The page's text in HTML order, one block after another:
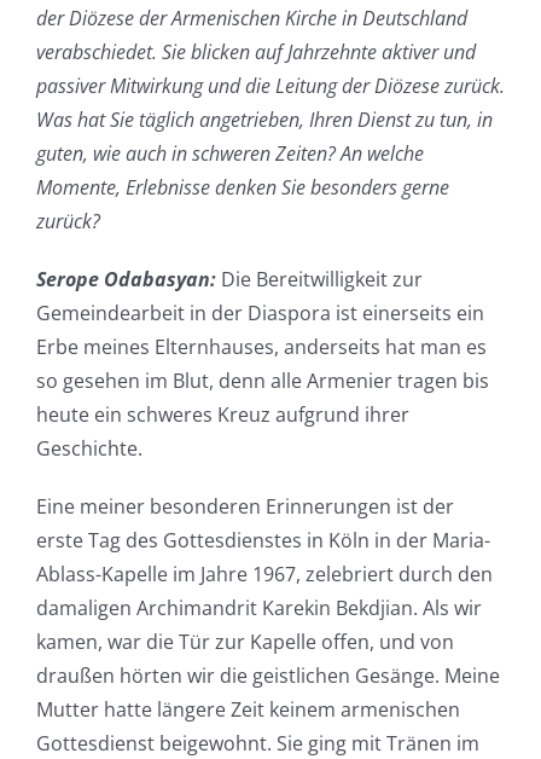
der Diözese der Armenischen Kirche in Deutschland
verabschiedet. Sie blicken auf Jahrzehnte aktiver und
passiver Mitwirkung und die Leitung der Diözese zurück.
Was hat Sie täglich angetrieben, Ihren Dienst zu tun, in
guten, wie auch in schweren Zeiten? An welche
Momente, Erlebnisse denken Sie besonders gerne
zurück?
Serope Odabasyan: Die Bereitwilligkeit zur
Gemeindearbeit in der Diaspora ist einerseits ein
Erbe meines Elternhauses, anderseits hat man es
so gesehen im Blut, denn alle Armenier tragen bis
heute ein schweres Kreuz aufgrund ihrer
Geschichte.
Eine meiner besonderen Erinnerungen ist der
erste Tag des Gottesdienstes in Köln in der Maria-
Ablass-Kapelle im Jahre 1967, zelebriert durch den
damaligen Archimandrit Karekin Bekdjian. Als wir
kamen, war die Tür zur Kapelle offen, und von
draußen hörten wir die geistlichen Gesänge. Meine
Mutter hatte längere Zeit keinem armenischen
Gottesdienst beigewohnt. Sie ging mit Tränen im